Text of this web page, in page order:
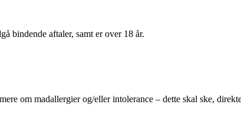
bindende aftaler, samt er over 18 år.
om madallergier og/eller intolerance – dette skal ske,